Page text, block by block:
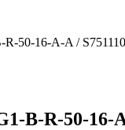
B-R-50-16-